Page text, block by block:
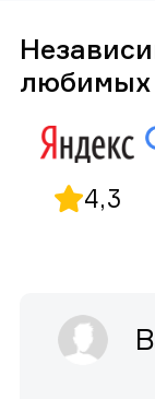
любимых
4,3